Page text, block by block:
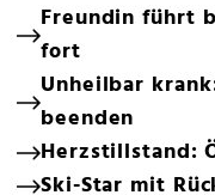
Freundin führt
fort
Unheilbar
beenden
Herzstillstand:
Ski-Star mit